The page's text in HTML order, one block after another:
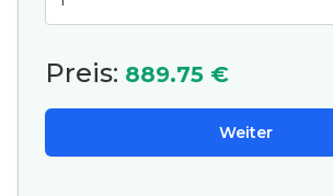
Preis: 889.75 €
Weiter